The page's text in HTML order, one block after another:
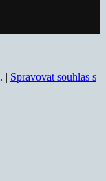
. | Spravovat souhlas s